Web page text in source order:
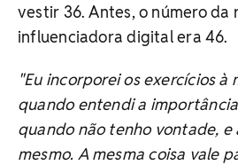
vestir 36. Antes, o número da
influenciadora digital era 46.
"Eu incorporei os exercícios à
quando entendi a
quando não tenho vontade, e
mesmo. A mesma coisa vale